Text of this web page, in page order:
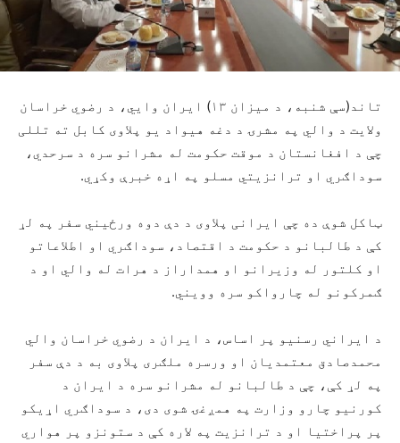
تاند(سې شنبه، د میزان ۱۳) ایران وايي، د رضوي خراسان
ولایت د والي په مشرۍ د دغه هیواد یو پلاوی کابل ته تللی
چې د افغانستان د موقت حکومت له مشرانو سره د سرحدي،
سوداګري او ترانزیتي مسلو په اړه خبرې وکړي.
ټاکل شوې ده چې ایرانی پلاوی د دې دوه ورځیني سفر په لړ
کې د طالبانو د حکومت د اقتصاد، سوداګري او اطلاعاتو
او کلتور له وزیرانو او همداراز د هرات له والي او د
ګمرکونو له چارواکو سره وویني.
د ایراني رسنیو پر اساس، د ایران د رضوي خراسان والي
محمدصادق معتمدیان او ورسره ملګری پلاوی به د دې سفر
په لړ کې، چې د طالبانو له مشرانو سره د ایران د
کورنیو چارو وزارت په همږغۍ شوی دی، د سوداګري اړیکو
پر پراختیا او د ترانزیت په لاره کې د ستونزو پر هواري